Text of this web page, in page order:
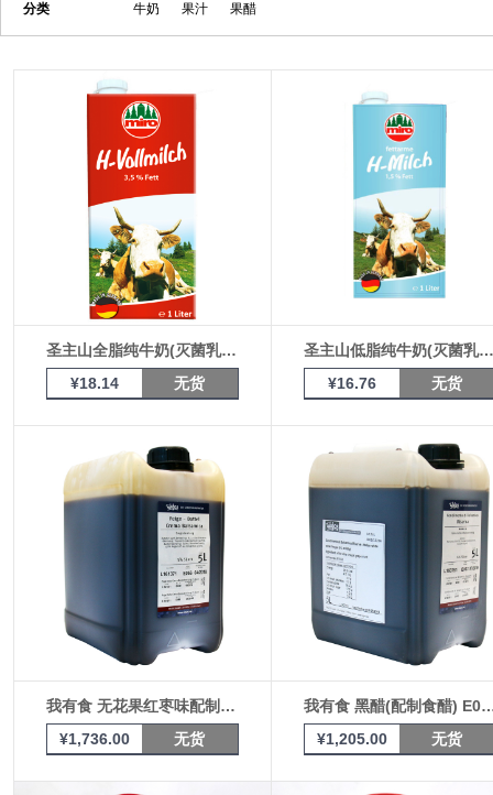
分类 牛奶 果汁 果醋
圣主山全脂纯牛奶(灭菌乳) 1L盒装
¥18.14
无货
圣主山低脂纯牛奶(灭菌乳) 1L盒装
¥16.76
无货
我有食 无花果红枣味配制食醋 E058
¥1,736.00
无货
我有食 黑醋(配制
¥1,205.00
无货